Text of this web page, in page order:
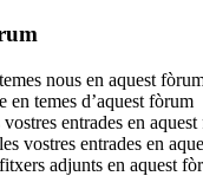
nous en aquest
en temes d’aquest fòrum
entrades en
vostres entrades en
adjunts en aquest